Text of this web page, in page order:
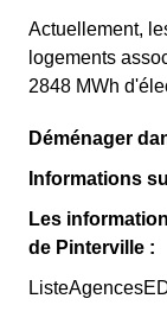
Actuellement,
logements
2848 MWh
Déménager
Informations
Les
de Pinterville :